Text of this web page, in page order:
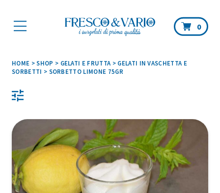
0
HOME >SHOP > GELATI E FRUTTA > GELATI IN VASCHETTA E
SORBETTI > SORBETTO LIMONE 75GR